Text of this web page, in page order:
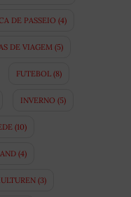
DE PASSEIO (4)
DE VIAGEM (5)
FUTEBOL (8)
INVERNO (5)
(10)
(4)
(3)